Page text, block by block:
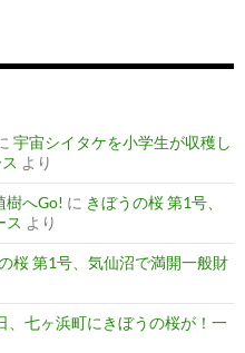
宇宙シイタケを小学生が収穫し
より
樹へGo! に きぼうの桜 第1号、
ス より
桜 第1号、気仙沼で満開一般財
、七ヶ浜町にきぼうの桜が！一